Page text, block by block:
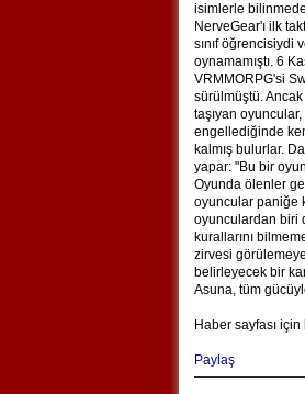
isimlerle
NerveGear'ı ilk
sınıf öğrencisiydi
oynamamıştı. 6
VRMMORPG'si
sürülmüştü. Ancak
taşıyan
engellediğinde
kalmış bulurlar.
yapar: "Bu bir
Oyunda ölenler
oyuncular paniğe
oyunculardan biri
kurallarını
zirvesi
belirleyecek bir
Asuna, tüm
Haber sayfası için
Paylaş